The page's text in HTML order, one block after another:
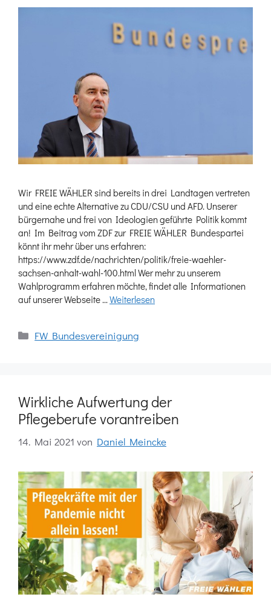
Wir FREIE WÄHLER sind bereits in drei Landtagen vertreten
und eine echte Alternative zu CDU/CSU und AFD. Unserer
bürgernahe und frei von Ideologien geführte Politik kommt
an! Im Beitrag vom ZDF zur FREIE WÄHLER Bundespartei
könnt ihr mehr über uns erfahren:
https://www.zdf.de/nachrichten/politik/freie-waehler-
sachsen-anhalt-wahl-100.html Wer mehr zu unserem
Wahlprogramm erfahren möchte, findet alle Informationen
auf unserer Webseite …Weiterlesen
Kategorien
FW Bundesvereinigung
Wirkliche Aufwertung der
Pflegeberufe vorantreiben
14. Mai 2021 von Daniel Meincke